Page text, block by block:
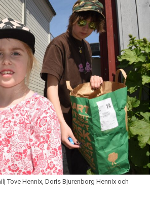
Tove Hennix, Doris Bjurenborg Hennix och